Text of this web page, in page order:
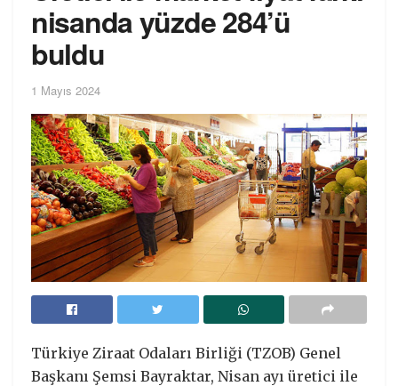
nisanda yüzde 284’ü
buldu
1 Mayıs 2024
Türkiye Ziraat Odaları Birliği (TZOB) Genel
Başkanı Şemsi Bayraktar, Nisan ayı üretici ile